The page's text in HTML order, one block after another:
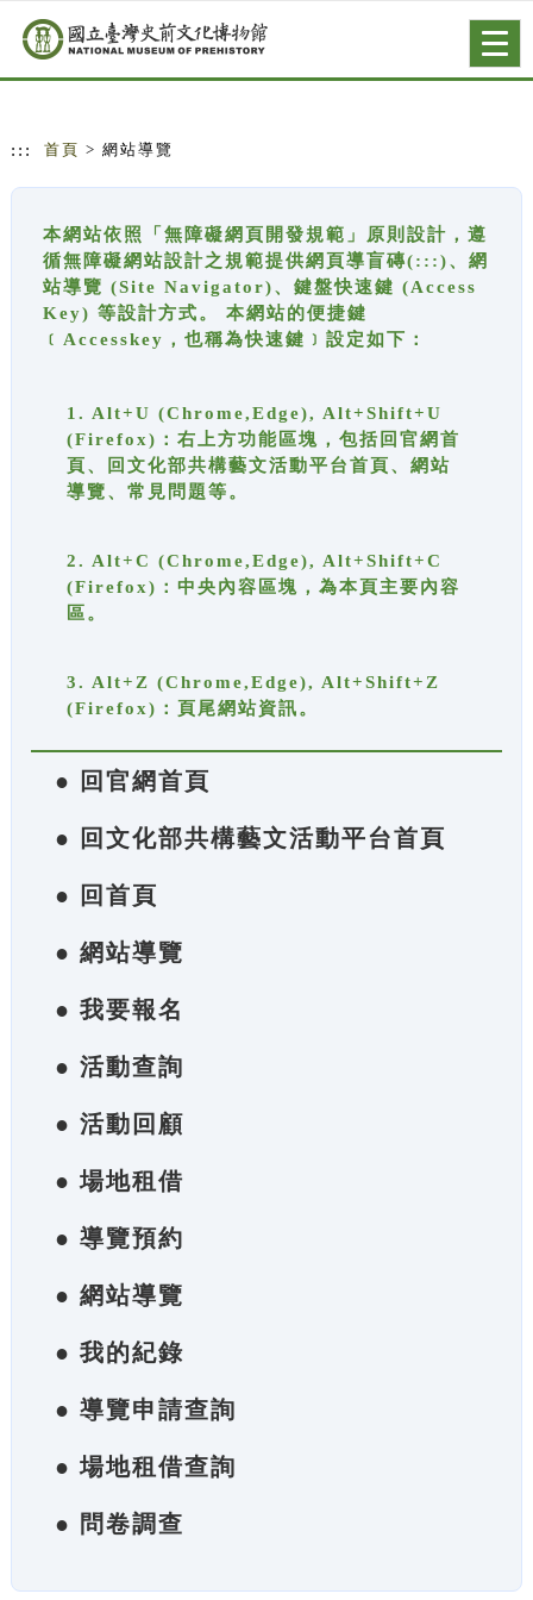
跳到主要內容
網站導覽
::: 首頁 > 網站導覽
本網站依照「無障礙網頁開發規範」原則設計，遵
循無障礙網站設計之規範提供網頁導盲磚(:::)、網
站導覽 (Site Navigator)、鍵盤快速鍵 (Access
Key) 等設計方式。 本網站的便捷鍵
﹝Accesskey，也稱為快速鍵﹞設定如下：
1. Alt+U (Chrome,Edge), Alt+Shift+U
(Firefox)：右上方功能區塊，包括回官網首
頁、回文化部共構藝文活動平台首頁、網站
導覽、常見問題等。
2. Alt+C (Chrome,Edge), Alt+Shift+C
(Firefox)：中央內容區塊，為本頁主要內容
區。
3. Alt+Z (Chrome,Edge), Alt+Shift+Z
(Firefox)：頁尾網站資訊。
● 回官網首頁
● 回文化部共構藝文活動平台首頁
● 回首頁
● 網站導覽
● 我要報名
● 活動查詢
● 活動回顧
● 場地租借
● 導覽預約
● 網站導覽
● 我的紀錄
● 導覽申請查詢
● 場地租借查詢
● 問卷調查